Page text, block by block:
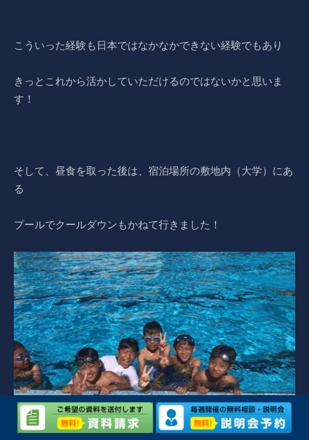
こういった経験も日本ではなかなかできない経験でもあり
きっとこれから活かしていただけるのではないかと思いま
す！
そして、昼食を取った後は、宿泊場所の敷地内（大学）にあ
る
プールでクールダウンもかねて行きました！